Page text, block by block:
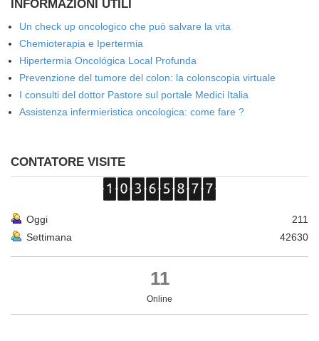
INFORMAZIONI UTILI
Un check up oncologico che può salvare la vita
Chemioterapia e Ipertermia
Hipertermia Oncológica Local Profunda
Prevenzione del tumore del colon: la colonscopia virtuale
I consulti del dottor Pastore sul portale Medici Italia
Assistenza infermieristica oncologica: come fare ?
CONTATORE VISITE
Oggi
211
Settimana
42630
11
Online